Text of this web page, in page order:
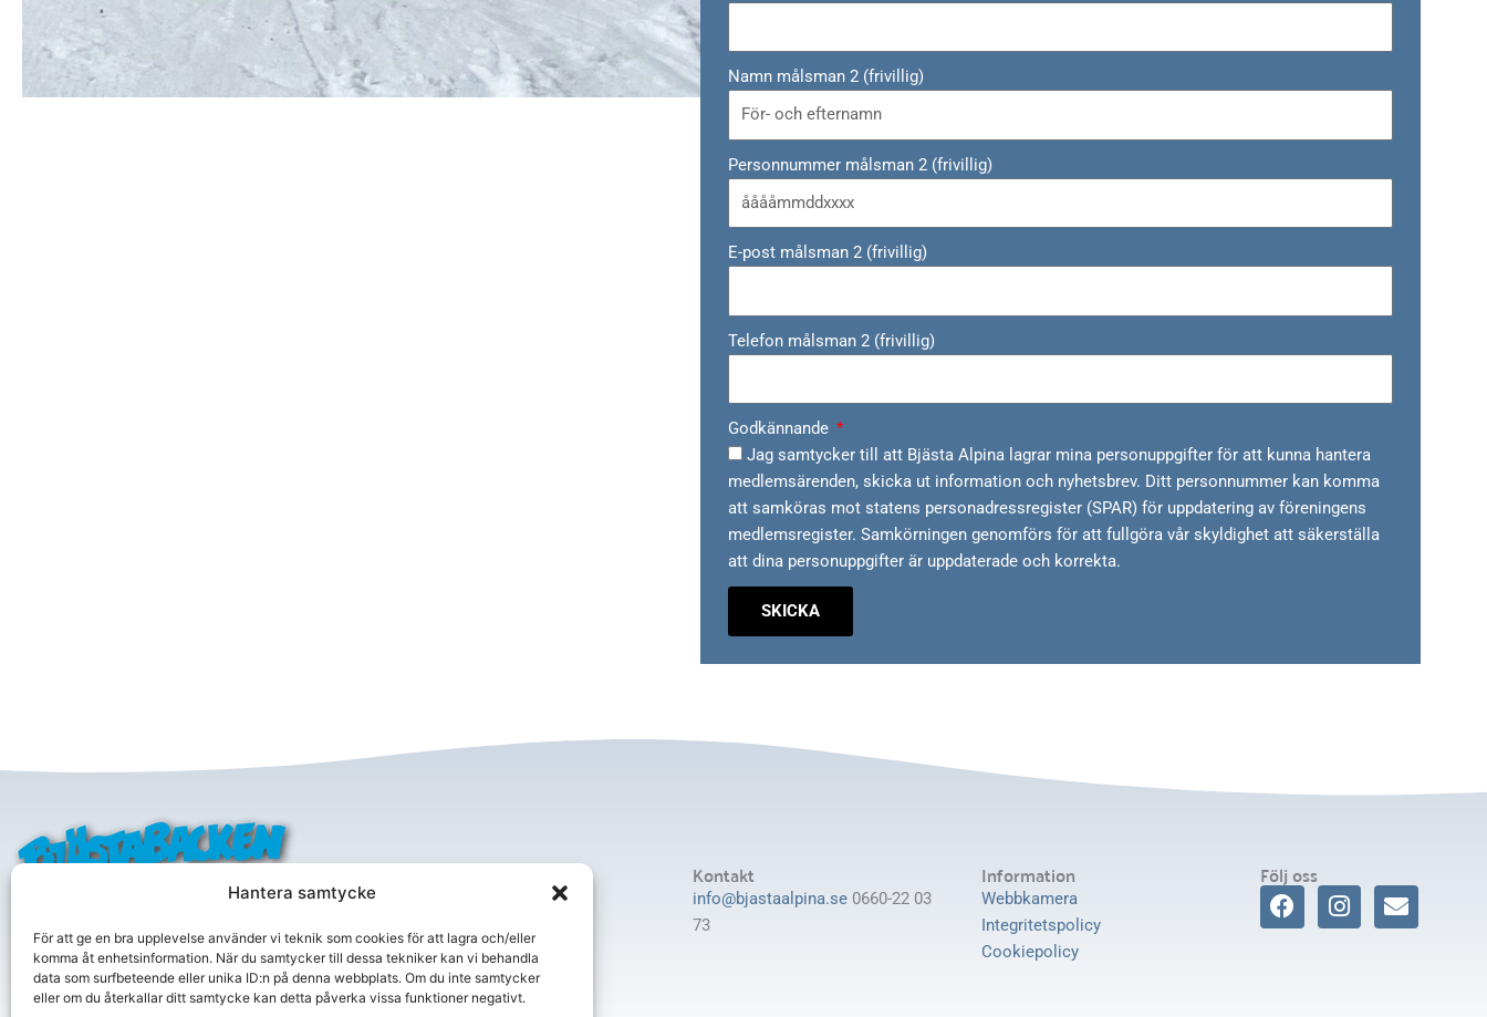
Hantera samtycke
För att ge en bra upplevelse använder vi teknik som cookies för att lagra och/eller
komma åt enhetsinformation. När du samtycker till dessa tekniker kan vi behandla
data som surfbeteende eller unika ID:n på denna webbplats. Om du inte samtycker
eller om du återkallar ditt samtycke kan detta påverka vissa funktioner negativt.
Namn målsman 2 (frivillig)
Personnummer målsman 2 (frivillig)
E-post målsman 2 (frivillig)
Telefon målsman 2 (frivillig)
Godkännande
Jag samtycker till att Bjästa Alpina lagrar mina personuppgifter för att kunna hantera
medlemsärenden, skicka ut information och nyhetsbrev. Ditt personnummer kan komma
att samköras mot statens personadressregister (SPAR) för uppdatering av föreningens
medlemsregister. Samkörningen genomförs för att fullgöra vår skyldighet att säkerställa
att dina personuppgifter är uppdaterade och korrekta.
SKICKA
Bjästabacken ägs och drivs genom ideella
krafter av Bjästa Alpina Klubb. Föreningen
bedriver dels alpin träning för barn och
Adress
Bjästa Alpina Klubb
893 21 Bjästa
Org.nr 889600-9027
Kontakt
info@bjastaalpina.se 0660-22 03
73
Information
Webbkamera
Integritetspolicy
Cookiepolicy
Följ oss
F
a
I
n
E
n